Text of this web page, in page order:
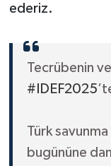
ederiz.
Tecrübenin
#IDEF2025
Türk
bugününe